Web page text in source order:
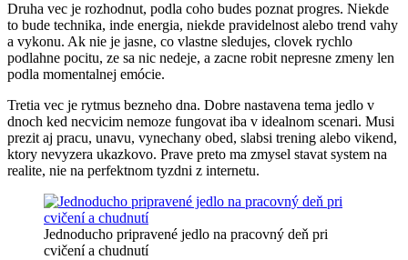
Druha vec je rozhodnut, podla coho budes poznat progres. Niekde
to bude technika, inde energia, niekde pravidelnost alebo trend vahy
a vykonu. Ak nie je jasne, co vlastne sledujes, clovek rychlo
podlahne pocitu, ze sa nic nedeje, a zacne robit nepresne zmeny len
podla momentalnej emócie.
Tretia vec je rytmus bezneho dna. Dobre nastavena tema jedlo v
dnoch ked necvicim nemoze fungovat iba v idealnom scenari. Musi
prezit aj pracu, unavu, vynechany obed, slabsi trening alebo vikend,
ktory nevyzera ukazkovo. Prave preto ma zmysel stavat system na
realite, nie na perfektnom tyzdni z internetu.
Jednoducho pripravené jedlo na pracovný deň pri
cvičení a chudnutí